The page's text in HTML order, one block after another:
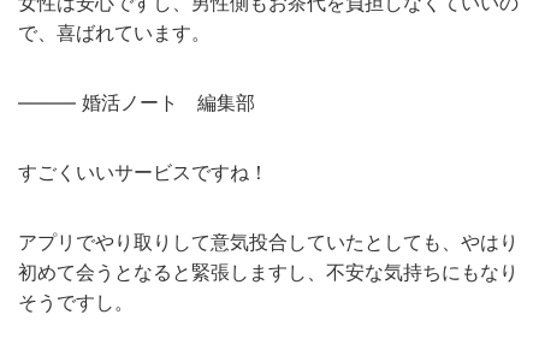
で、喜ばれています。
——— 婚活ノート 編集部
すごくいいサービスですね！
アプリでやり取りして意気投合していたとしても、やはり
初めて会うとなると緊張しますし、不安な気持ちにもなり
そうですし。